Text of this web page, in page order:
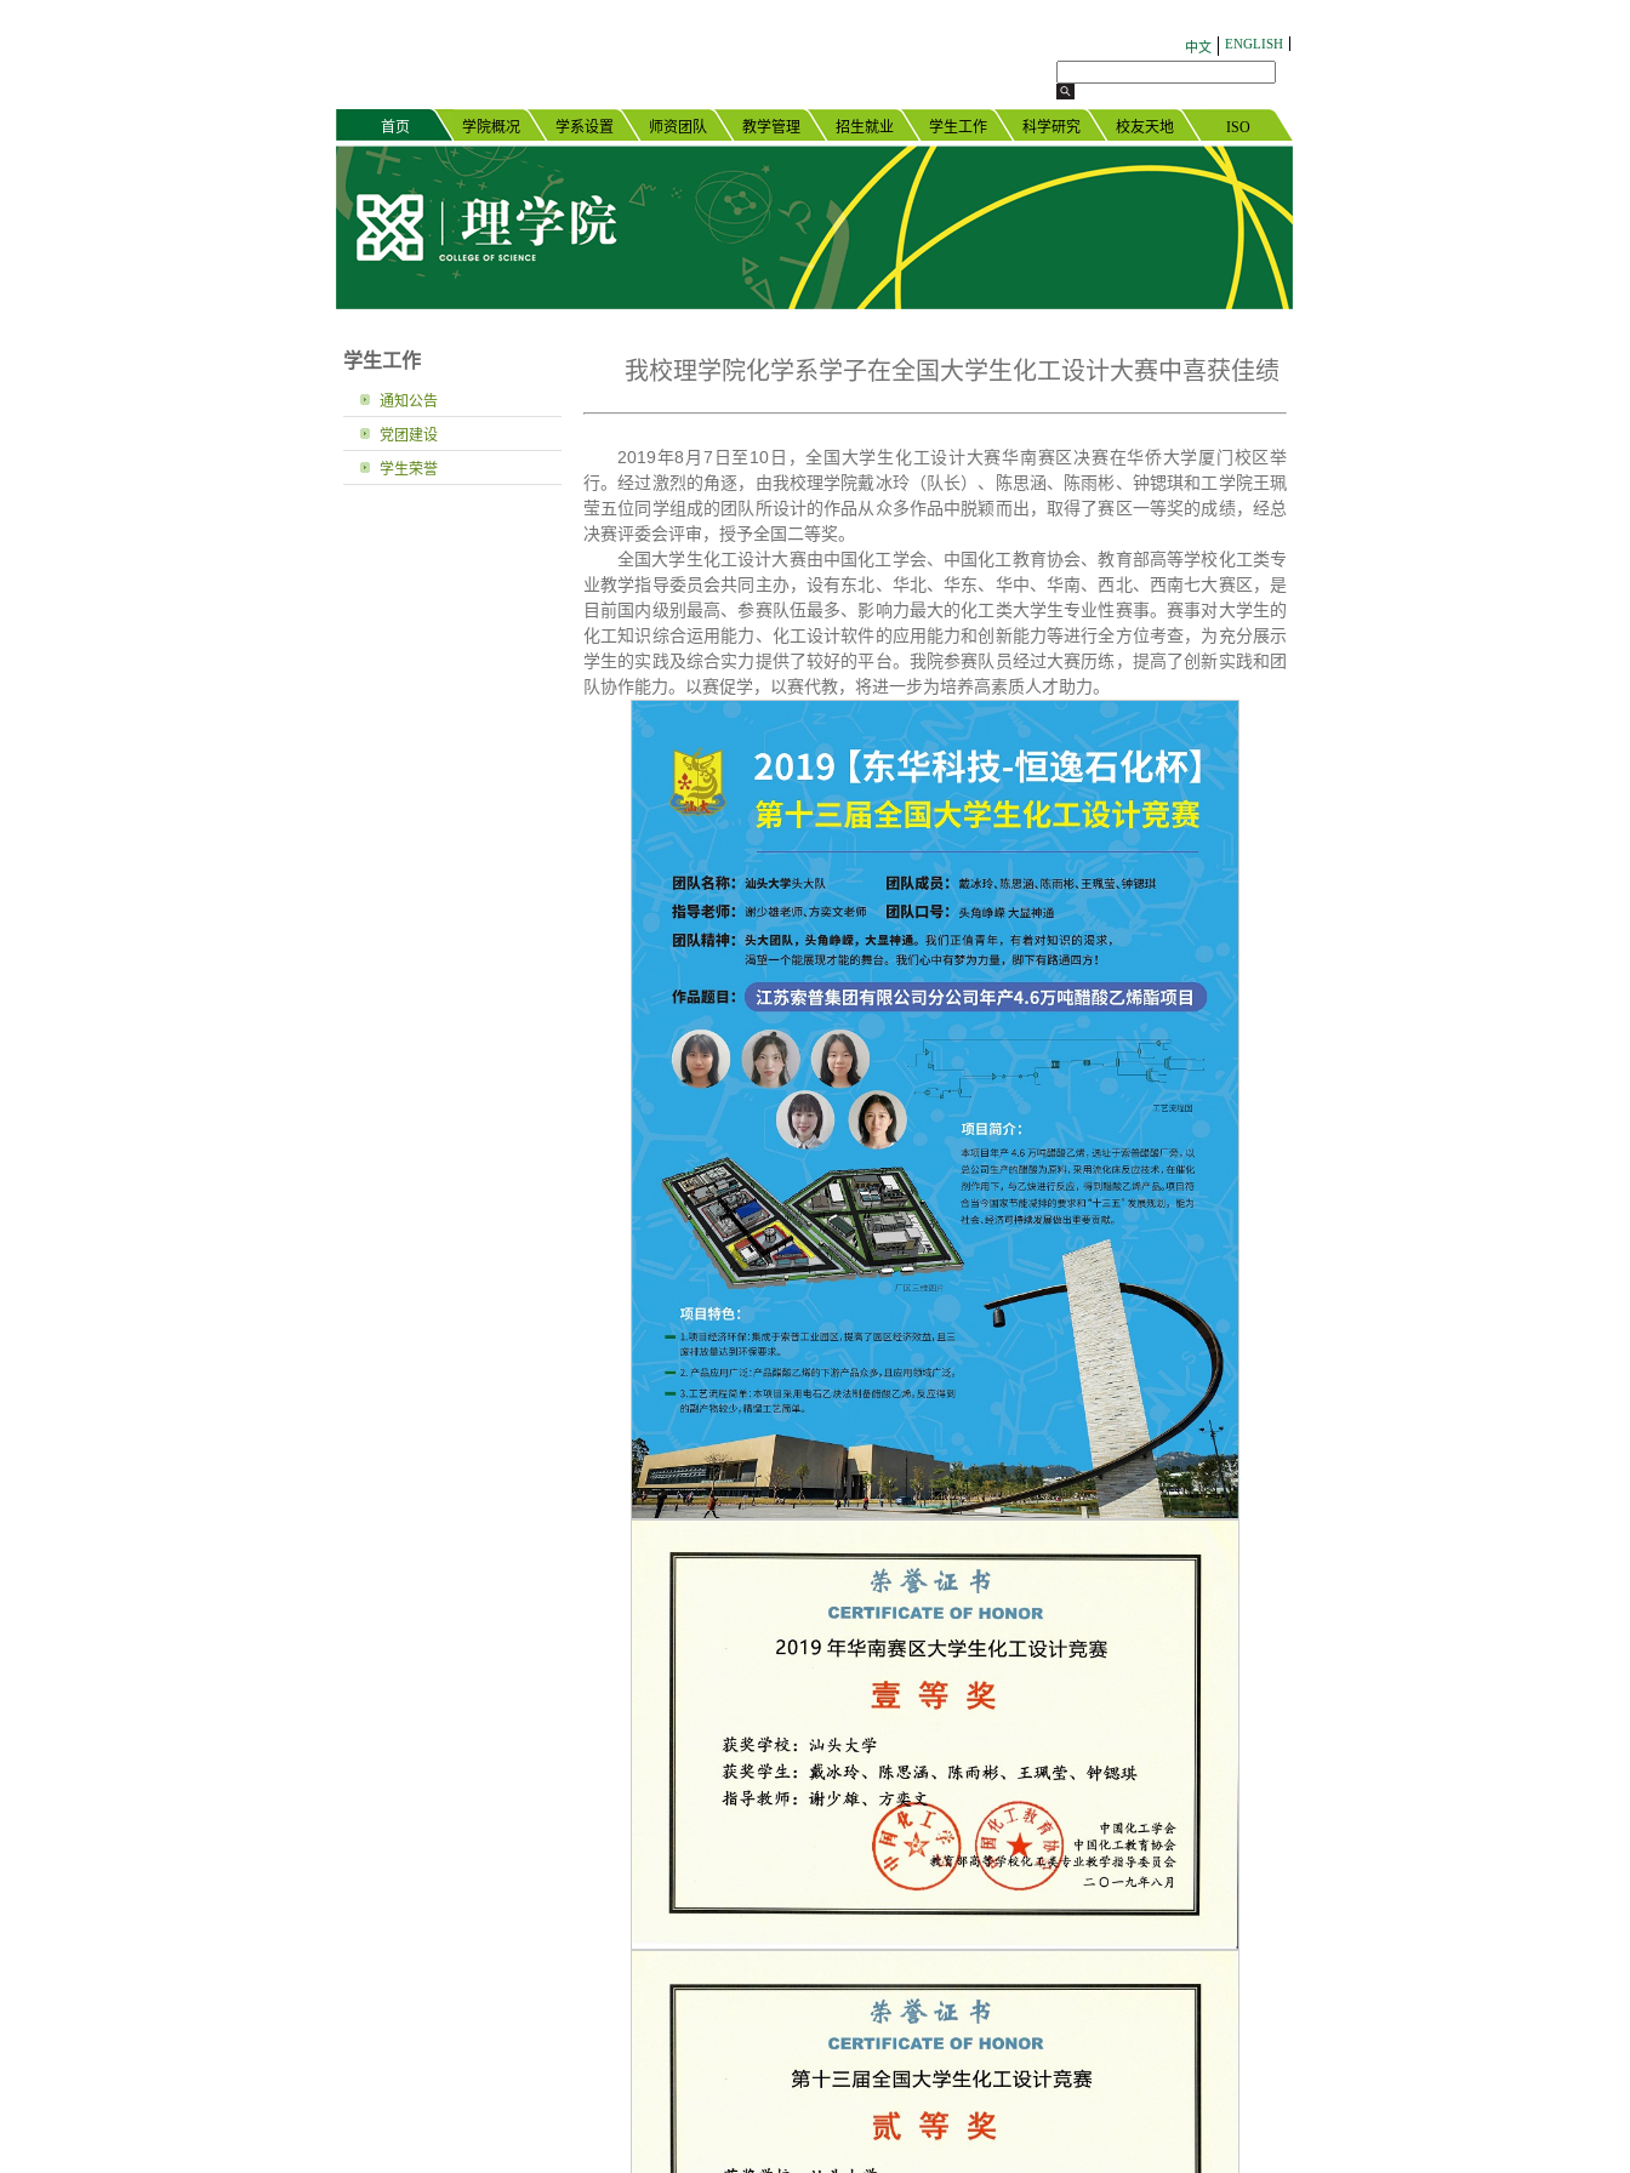
中文 ENGLISH
首页 学院概况 学系设置 师资团队 教学管理 招生就业 学生工作 科学研究 校友天地 ISO
学生工作
通知公告
党团建设
学生荣誉
我校理学院化学系学子在全国大学生化工设计大赛中喜获佳绩
2019年8月7日至10日，全国大学生化工设计大赛华南赛区决赛在华侨大学厦门校区举
行。经过激烈的角逐，由我校理学院戴冰玲（队长）、陈思涵、陈雨彬、钟锶琪和工学院王珮
莹五位同学组成的团队所设计的作品从众多作品中脱颖而出，取得了赛区一等奖的成绩，经总
决赛评委会评审，授予全国二等奖。
全国大学生化工设计大赛由中国化工学会、中国化工教育协会、教育部高等学校化工类专
业教学指导委员会共同主办，设有东北、华北、华东、华中、华南、西北、西南七大赛区，是
目前国内级别最高、参赛队伍最多、影响力最大的化工类大学生专业性赛事。赛事对大学生的
化工知识综合运用能力、化工设计软件的应用能力和创新能力等进行全方位考查，为充分展示
学生的实践及综合实力提供了较好的平台。我院参赛队员经过大赛历练，提高了创新实践和团
队协作能力。以赛促学，以赛代教，将进一步为培养高素质人才助力。